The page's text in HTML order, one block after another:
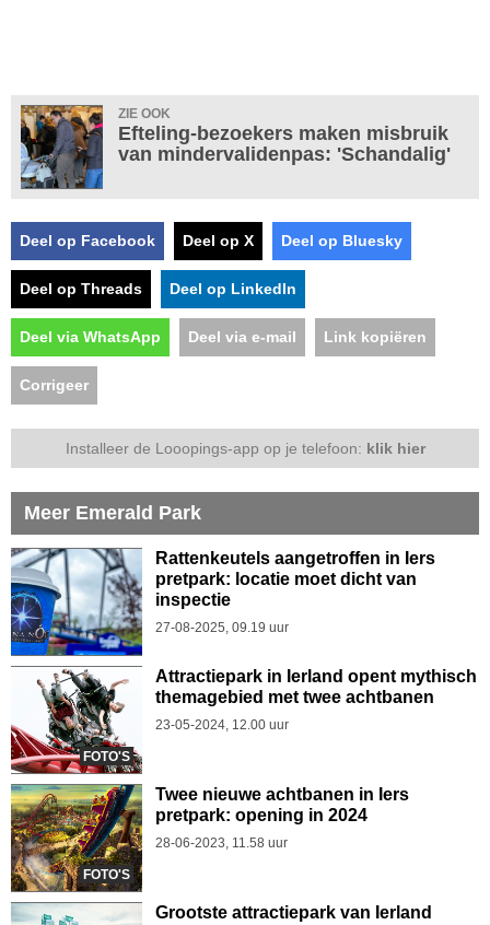
ZIE OOK
Efteling-bezoekers maken misbruik
van mindervalidenpas: 'Schandalig'
Deel op Facebook Deel op X Deel op Bluesky
Deel op Threads Deel op LinkedIn
Deel via WhatsApp Deel via e-mail Link kopiëren
Corrigeer
Installeer de Looopings-app op je telefoon: klik hier
Meer Emerald Park
Rattenkeutels aangetroffen in Iers
pretpark: locatie moet dicht van
inspectie
27-08-2025, 09.19 uur
FOTO'S
Attractiepark in Ierland opent mythisch
themagebied met twee achtbanen
23-05-2024, 12.00 uur
FOTO'S
Twee nieuwe achtbanen in Iers
pretpark: opening in 2024
28-06-2023, 11.58 uur
Grootste attractiepark van Ierland